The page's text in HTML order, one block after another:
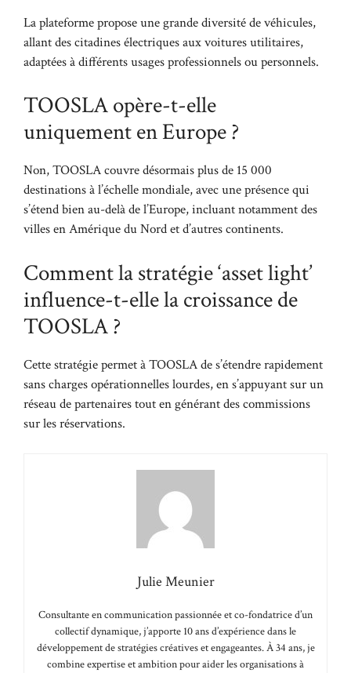
La plateforme propose une grande diversité de véhicules,
allant des citadines électriques aux voitures utilitaires,
adaptées à différents usages professionnels ou personnels.
TOOSLA opère-t-elle
uniquement en Europe ?
Non, TOOSLA couvre désormais plus de 15 000
destinations à l’échelle mondiale, avec une présence qui
s’étend bien au-delà de l’Europe, incluant notamment des
villes en Amérique du Nord et d’autres continents.
Comment la stratégie ‘asset light’
influence-t-elle la croissance de
TOOSLA ?
Cette stratégie permet à TOOSLA de s’étendre rapidement
sans charges opérationnelles lourdes, en s’appuyant sur un
réseau de partenaires tout en générant des commissions
sur les réservations.
Julie Meunier
Consultante en communication passionnée et co-fondatrice d’un
collectif dynamique, j’apporte 10 ans d’expérience dans le
développement de stratégies créatives et engageantes. À 34 ans, je
combine expertise et ambition pour aider les organisations à